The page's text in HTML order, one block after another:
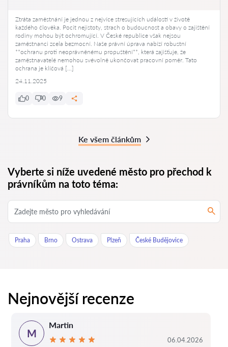
Ztráta zaměstnání je jednou z nejvíce stresujících událostí v životě
každého člověka. Pocit nejistoty, strach o budoucnost a obavy o zajištění
rodiny mohou být ochromující. V České republice však nejsou
zaměstnanci zcela bezmocní. Naše právní úprava nabízí robustní
**ochranu proti neoprávněnému propuštění**, která zajišťuje, že
zaměstnavatelé nemohou svévolně ukončovat pracovní poměr. Tato
ochrana je klíčová […]
24.11.2025
0 0 9
Ke všem článkům
Vyberte si níže uvedené město pro přechod k
právníkům na toto téma:
Praha Brno Ostrava Plzeň České Budějovice
Nejnovější recenze
M
Martin
06.04.2026